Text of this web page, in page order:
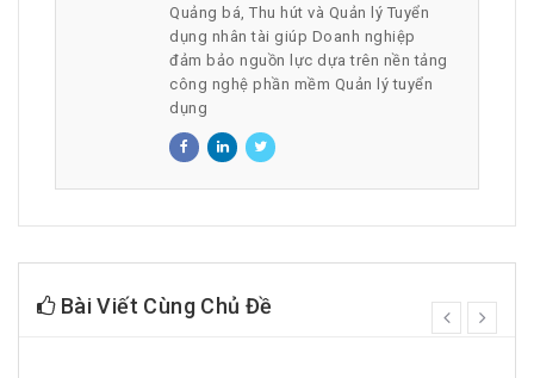
Quảng bá, Thu hút và Quản lý Tuyển
dụng nhân tài giúp Doanh nghiệp
đảm bảo nguồn lực dựa trên nền tảng
công nghệ phần mềm Quản lý tuyển
dụng
Bài Viết Cùng Chủ Đề
prev